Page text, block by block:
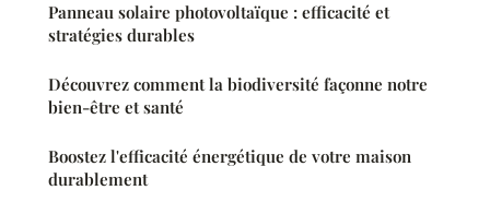
Panneau solaire photovoltaïque : efficacité et
stratégies durables
Découvrez comment la biodiversité façonne notre
bien-être et santé
Boostez l'efficacité énergétique de votre maison
durablement